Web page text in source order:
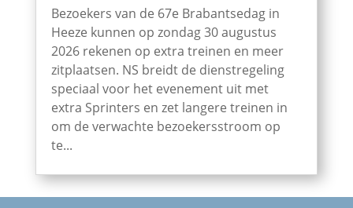
Bezoekers van de 67e Brabantsedag in
Heeze kunnen op zondag 30 augustus
2026 rekenen op extra treinen en meer
zitplaatsen. NS breidt de dienstregeling
speciaal voor het evenement uit met
extra Sprinters en zet langere treinen in
om de verwachte bezoekersstroom op
te...